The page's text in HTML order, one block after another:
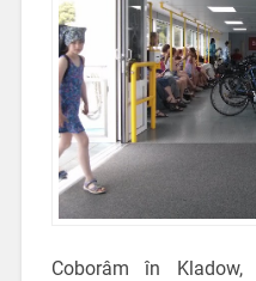
Coborâm în Kladow,